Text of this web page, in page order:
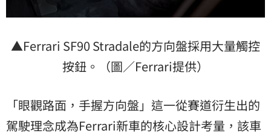
▲Ferrari SF90 Stradale的方向盤採用大量觸控
按鈕。（圖／Ferrari提供）
「眼觀路面，手握方向盤」這一從賽道衍生出的
駕駛理念成為Ferrari新車的核心設計考量，該車